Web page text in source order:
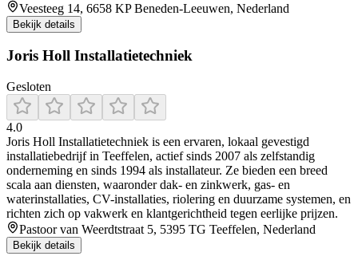
Veesteeg 14, 6658 KP Beneden-Leeuwen, Nederland
Bekijk details
Joris Holl Installatietechniek
Gesloten
4.0
Joris Holl Installatietechniek is een ervaren, lokaal gevestigd
installatiebedrijf in Teeffelen, actief sinds 2007 als zelfstandig
onderneming en sinds 1994 als installateur. Ze bieden een breed
scala aan diensten, waaronder dak- en zinkwerk, gas- en
waterinstallaties, CV-installaties, riolering en duurzame systemen, en
richten zich op vakwerk en klantgerichtheid tegen eerlijke prijzen.
Pastoor van Weerdtstraat 5, 5395 TG Teeffelen, Nederland
Bekijk details